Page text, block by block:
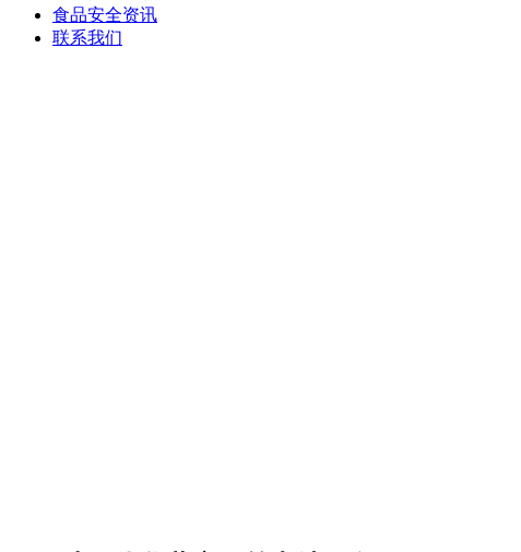
食品安全资讯
联系我们